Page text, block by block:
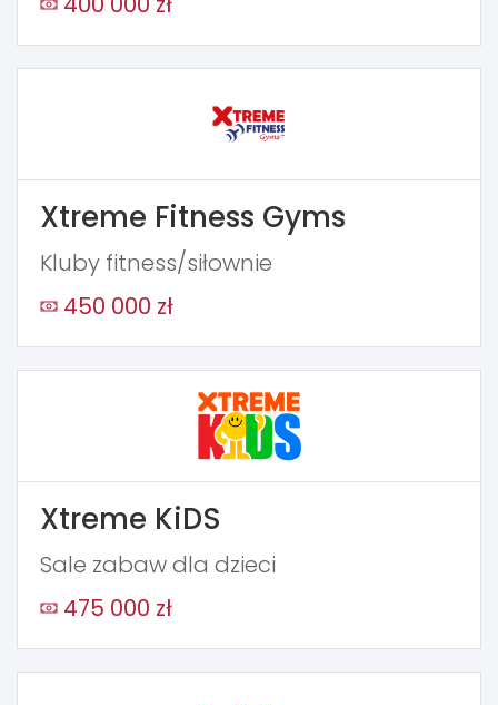
Xtreme Fitness Gyms
Kluby fitness/siłownie
450 000 zł
Xtreme KiDS
Sale zabaw dla dzieci
475 000 zł